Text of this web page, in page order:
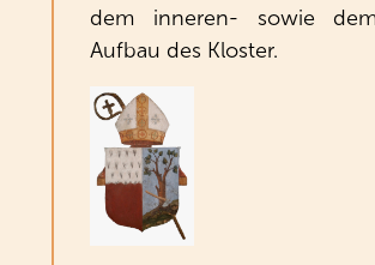
dem inneren- sowie
Aufbau des Kloster.